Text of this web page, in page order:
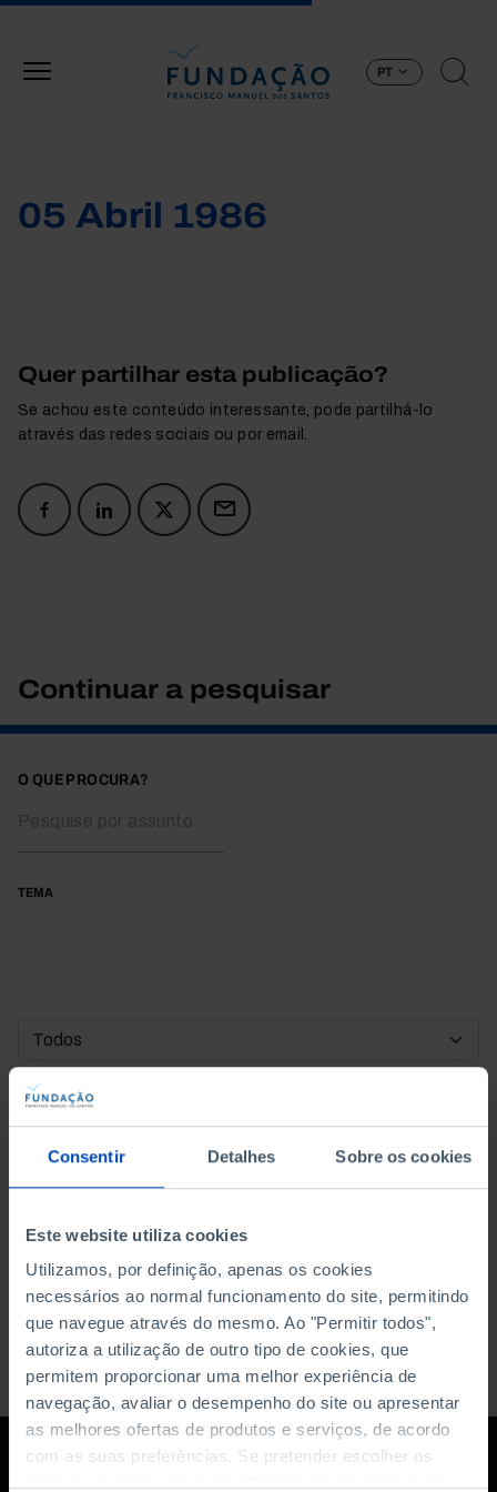
Consentir Detalhes Sobre os cookies
Este website utiliza cookies
Utilizamos, por definição, apenas os cookies
necessários ao normal funcionamento do site, permitindo
que navegue através do mesmo. Ao "Permitir todos",
autoriza a utilização de outro tipo de cookies, que
permitem proporcionar uma melhor experiência de
navegação, avaliar o desempenho do site ou apresentar
as melhores ofertas de produtos e serviços, de acordo
com as suas preferências. Se pretender escolher os
PT
05 Abril 1986
Quer partilhar esta publicação?
Se achou este conteúdo interessante, pode partilhá-lo
através das redes sociais ou por email.
Continuar a pesquisar
O QUE PROCURA?
TEMA
DATA DE INÍCIO
DATA DE FIM